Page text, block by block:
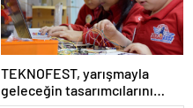
TEKNOFEST, yarışmayla
geleceğin tasarımcılarını